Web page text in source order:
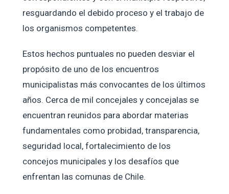
resguardando el debido proceso y el trabajo de
los organismos competentes.
Estos hechos puntuales no pueden desviar el
propósito de uno de los encuentros
municipalistas más convocantes de los últimos
años. Cerca de mil concejales y concejalas se
encuentran reunidos para abordar materias
fundamentales como probidad, transparencia,
seguridad local, fortalecimiento de los
concejos municipales y los desafíos que
enfrentan las comunas de Chile.